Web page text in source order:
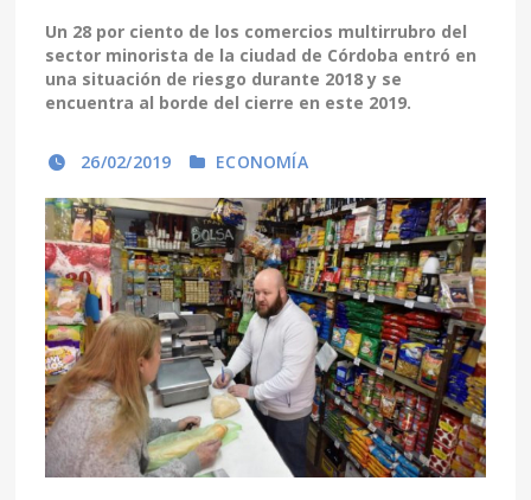
Un 28 por ciento de los comercios multirrubro del
sector minorista de la ciudad de Córdoba entró en
una situación de riesgo durante 2018 y se
encuentra al borde del cierre en este 2019.
26/02/2019 ECONOMÍA